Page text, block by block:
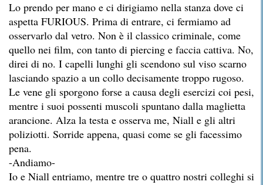
Lo prendo per mano e ci dirigiamo nella stanza dove ci
aspetta FURIOUS. Prima di entrare, ci fermiamo ad
osservarlo dal vetro. Non è il classico criminale, come
quello nei film, con tanto di piercing e faccia cattiva. No,
direi di no. I capelli lunghi gli scendono sul viso scarno
lasciando spazio a un collo decisamente troppo rugoso.
Le vene gli sporgono forse a causa degli esercizi coi pesi,
mentre i suoi possenti muscoli spuntano dalla maglietta
arancione. Alza la testa e osserva me, Niall e gli altri
poliziotti. Sorride appena, quasi come se gli facessimo
pena.
-Andiamo-
Io e Niall entriamo, mentre tre o quattro nostri colleghi si